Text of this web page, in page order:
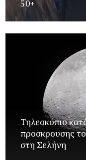
50+
Τηλεσκόπιο
προσκρουσης
στη Σελήνη